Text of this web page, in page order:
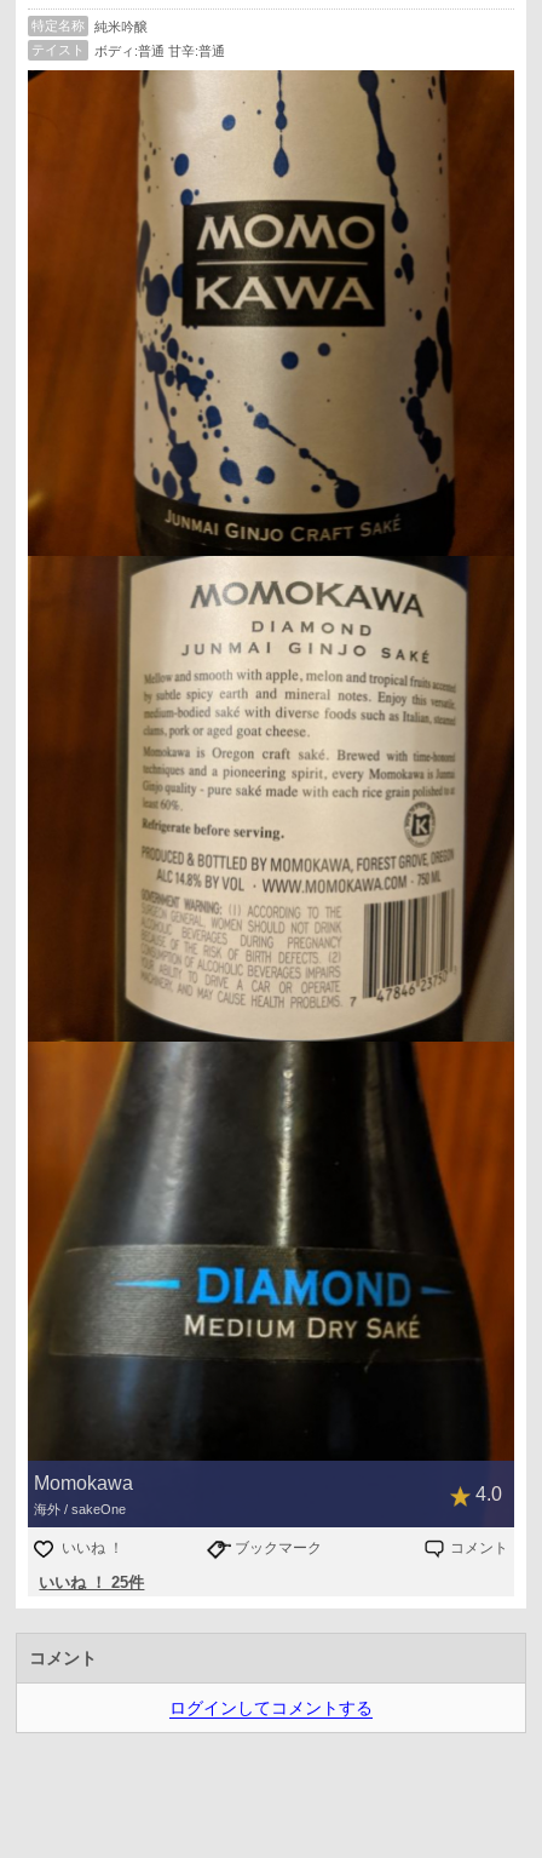
特定名称
純米吟醸
テイスト
ボディ:普通 甘辛:普通
Momokawa
海外 / sakeOne
4.0
いいね ！ ブックマーク コメント
いいね ！ 25件
コメント
ログインしてコメントする